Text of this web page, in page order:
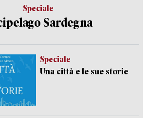
Speciale
Sardegna
Speciale
Una città e le sue storie